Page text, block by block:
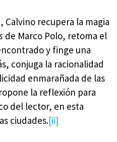
, Calvino recupera la magia
de Marco Polo, retoma el
y finge una
conjuga la racionalidad
enmarañada de las
la reflexión para
del lector, en esta
ciudades.[ii]